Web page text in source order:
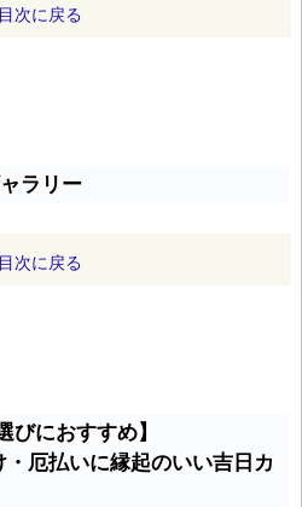
次に戻る
ラリー
次に戻る
びにおすすめ】
厄払いに縁起のいい吉日カ